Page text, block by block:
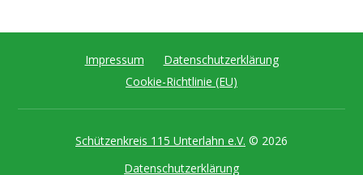
Impressum
Datenschutzerklärung
Cookie-Richtlinie (EU)
Schützenkreis 115 Unterlahn e.V. © 2026
Datenschutzerklärung